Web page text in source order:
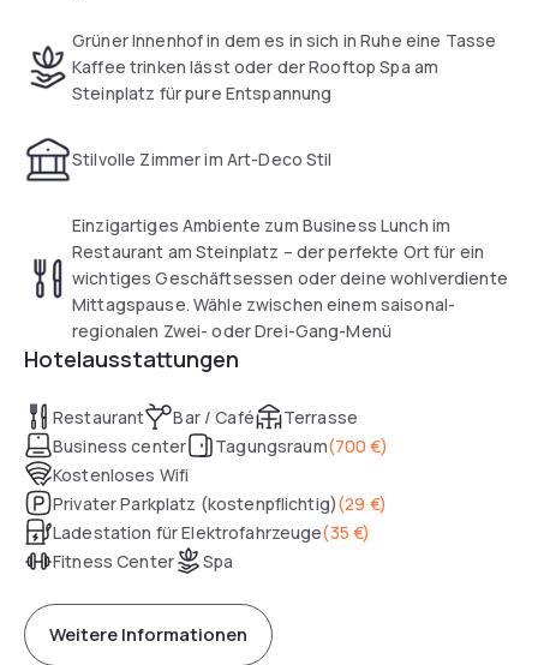
Grüner Innenhof in dem es in sich in Ruhe eine Tasse
Kaffee trinken lässt oder der Rooftop Spa am
Steinplatz für pure Entspannung
Stilvolle Zimmer im Art-Deco Stil
Einzigartiges Ambiente zum Business Lunch im
Restaurant am Steinplatz – der perfekte Ort für ein
wichtiges Geschäftsessen oder deine wohlverdiente
Mittagspause. Wähle zwischen einem saisonal-
regionalen Zwei- oder Drei-Gang-Menü
Hotelausstattungen
Restaurant Bar / Café
Terrasse
Business center
Tagungsraum(700 €)
Kostenloses Wifi
Privater Parkplatz (kostenpflichtig)(29 €)
Ladestation für Elektrofahrzeuge(35 €)
Fitness Center
Spa
Weitere Informationen